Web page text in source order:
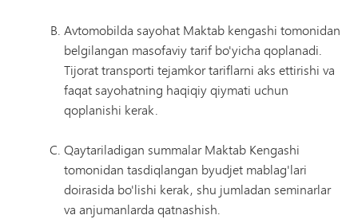
Avtomobilda sayohat Maktab kengashi tomonidan
belgilangan masofaviy tarif bo'yicha qoplanadi.
Tijorat transporti tejamkor tariflarni aks ettirishi va
faqat sayohatning haqiqiy qiymati uchun
qoplanishi kerak.
Qaytariladigan summalar Maktab Kengashi
tomonidan tasdiqlangan byudjet mablag'lari
doirasida bo'lishi kerak, shu jumladan seminarlar
va anjumanlarda qatnashish.